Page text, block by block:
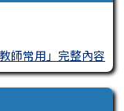
師常用」完整內容